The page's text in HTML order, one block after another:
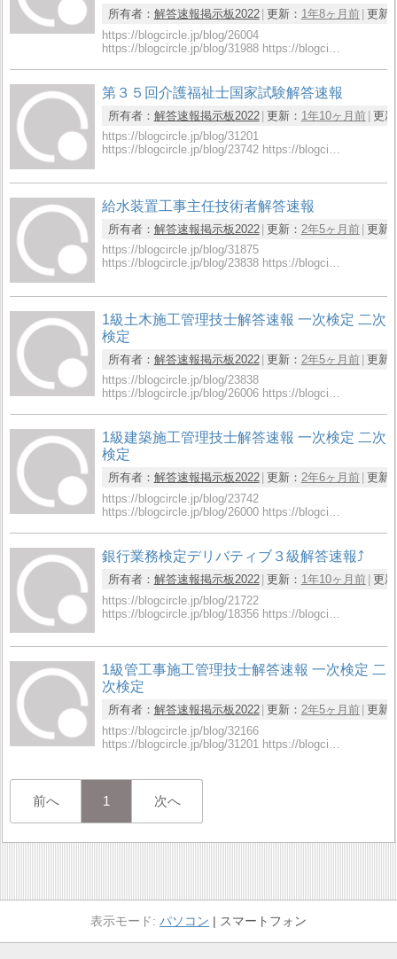
所有者： 解答速報掲示板2022 更新： 1年8ヶ月前 更新
https://blogcircle.jp/blog/26004
https://blogcircle.jp/blog/31988 https://blogci…
第３５回介護福祉士国家試験解答速報
所有者： 解答速報掲示板2022 更新： 1年10ヶ月前 更
https://blogcircle.jp/blog/31201
https://blogcircle.jp/blog/23742 https://blogci…
給水装置工事主任技術者解答速報
所有者： 解答速報掲示板2022 更新： 2年5ヶ月前 更新
https://blogcircle.jp/blog/31875
https://blogcircle.jp/blog/23838 https://blogci…
1級土木施工管理技士解答速報 一次検定 二次
検定
所有者： 解答速報掲示板2022 更新： 2年5ヶ月前 更新
https://blogcircle.jp/blog/23838
https://blogcircle.jp/blog/26006 https://blogci…
1級建築施工管理技士解答速報 一次検定 二次
検定
所有者： 解答速報掲示板2022 更新： 2年6ヶ月前 更新
https://blogcircle.jp/blog/23742
https://blogcircle.jp/blog/26000 https://blogci…
銀行業務検定デリバティブ３級解答速報⤴
所有者： 解答速報掲示板2022 更新： 1年10ヶ月前 更
https://blogcircle.jp/blog/21722
https://blogcircle.jp/blog/18356 https://blogci…
1級管工事施工管理技士解答速報 一次検定 二
次検定
所有者： 解答速報掲示板2022 更新： 2年5ヶ月前 更新
https://blogcircle.jp/blog/32166
https://blogcircle.jp/blog/31201 https://blogci…
前へ 1 次へ
パソコン スマートフォン